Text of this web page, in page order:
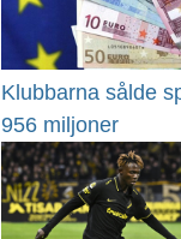
Klubbarna sålde
956 miljoner